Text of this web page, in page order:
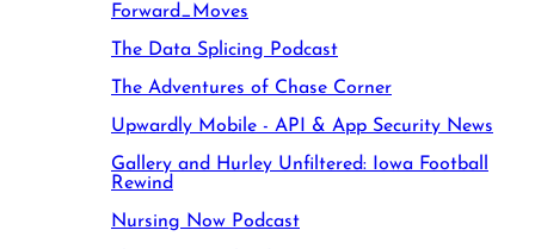
Forward_Moves
The Data Splicing Podcast
The Adventures of Chase Corner
Upwardly Mobile - API & App Security News
Gallery and Hurley Unfiltered: Iowa Football
Rewind
Nursing Now Podcast